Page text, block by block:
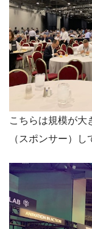
こちらは規模が大
（スポンサー）